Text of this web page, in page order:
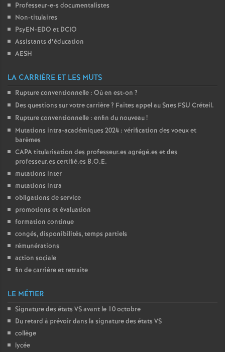
Professeur-e-s documentalistes
Non-titulaires
PsyEN-EDO et DCIO
Assistants d’éducation
AESH
LA CARRIÈRE ET LES MUTS
Rupture conventionnelle : Où en est-on ?
Des questions sur votre carrière? Faites appel au Snes FSU Créteil.
Rupture conventionnelle : enfin du nouveau!
Mutations intra-académiques 2024 : vérification des voeux et
barèmes
CAPAtitularisation des professeur.es agrégé.es et des
professeur.es certifié.es B.O.E.
mutations inter
mutations intra
obligations de service
promotions et évaluation
formation continue
congés, disponibilités, temps partiels
rémunérations
action sociale
fin de carrière et retraite
LE MÉTIER
Signature des états VSavant le 10 octobre
Du retard à prévoir dans la signature des états VS
collège
lycée